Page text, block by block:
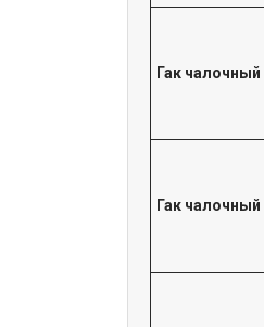
Гак чалочный
Гак чалочный